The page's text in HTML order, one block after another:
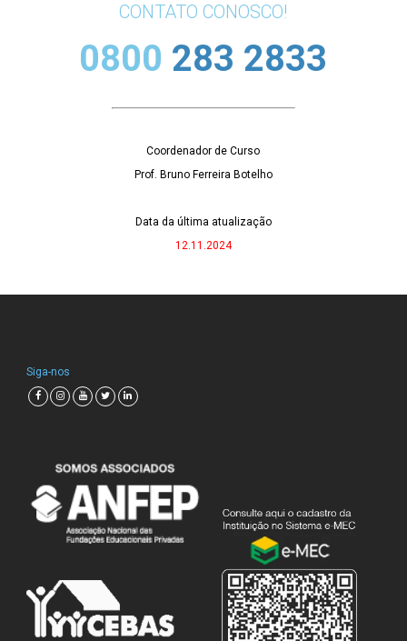
CONTATO CONOSCO!
0800 283 2833
Coordenador de Curso
Prof. Bruno Ferreira Botelho
Data da última atualização
12.11.2024
Siga-nos